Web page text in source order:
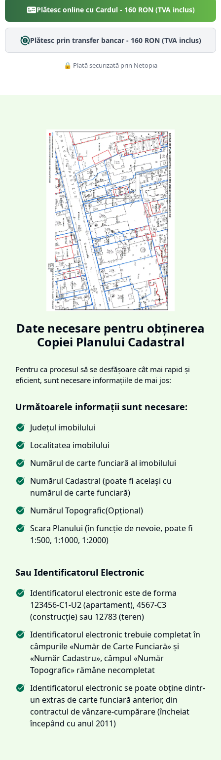
Plătesc online cu Cardul - 160RON (TVA inclus)
Plătesc prin transfer bancar - 160RON (TVA inclus)
🔒 Plată securizată prin Netopia
Date necesare pentru obținerea
Copiei Planului Cadastral
Pentru ca procesul să se desfășoare cât mai rapid și
eficient, sunt necesare informațiile de mai jos:
Următoarele informații sunt necesare:
Județul imobilului
Localitatea imobilului
Numărul de carte funciară al imobilului
Numărul Cadastral (poate fi același cu
numărul de carte funciară)
Numărul Topografic(Opțional)
Scara Planului (în funcție de nevoie, poate fi
1:500, 1:1000, 1:2000)
Sau Identificatorul Electronic
Identificatorul electronic este de forma
123456-C1-U2 (apartament), 4567-C3
(construcție) sau 12783 (teren)
Identificatorul electronic trebuie completat în
câmpurile «Număr de Carte Funciară» și
«Număr Cadastru», câmpul «Număr
Topografic» rămâne necompletat
Identificatorul electronic se poate obține dintr-
un extras de carte funciară anterior, din
contractul de vânzare-cumpărare (încheiat
începând cu anul 2011)